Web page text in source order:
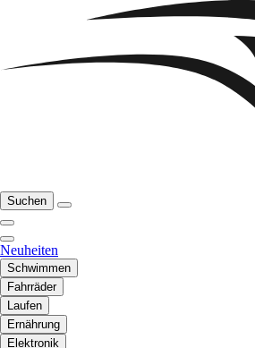
Suchen
Neuheiten
Schwimmen
Fahrräder
Laufen
Ernährung
Elektronik